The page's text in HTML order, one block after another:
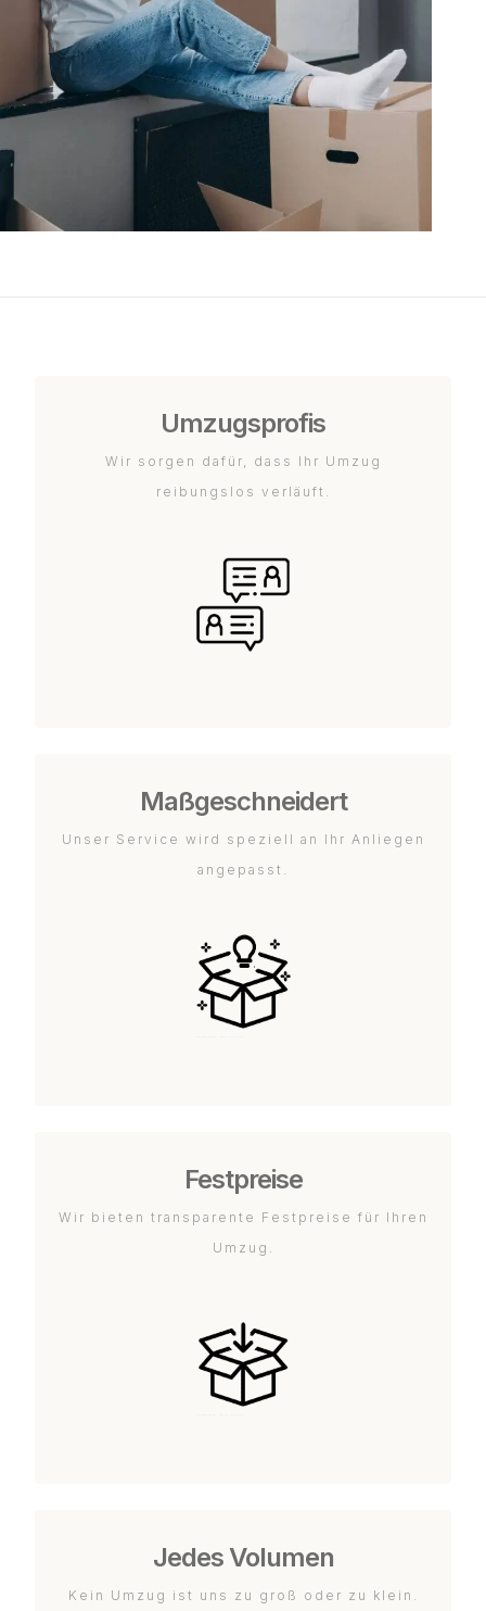
Umzugsprofis
Wir sorgen dafür, dass Ihr Umzug
reibungslos verläuft.
Maßgeschneidert
Unser Service wird speziell an Ihr Anliegen
angepasst.
Festpreise
Wir bieten transparente Festpreise für Ihren
Umzug.
Jedes Volumen
Kein Umzug ist uns zu groß oder zu klein.